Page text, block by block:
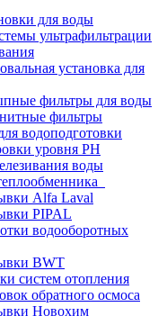
для воды
ультрафильтрации
установка для
фильтры для воды
фильтры
водоподготовки
уровня PH
воды
Alfa Laval
PIPAL
водооборотных
BWT
систем отопления
обратного осмоса
Новохим